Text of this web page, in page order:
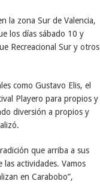
la zona Sur de Valencia,
los días sábado 10 y
Recreacional Sur y otros
como Gustavo Elis, el
Playero para propios y
diversión a propios y
que arriba a sus
actividades. Vamos
en Carabobo”,